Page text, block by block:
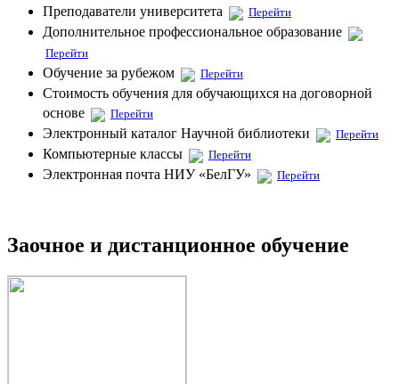
Преподаватели университета Перейти
Дополнительное профессиональное образование
Перейти
Обучение за рубежом Перейти
Стоимость обучения для обучающихся на договорной
основе
Перейти
Электронный каталог Научной библиотеки Перейти
Компьютерные классы Перейти
Электронная почта НИУ «БелГУ» Перейти
Заочное и дистанционное обучение